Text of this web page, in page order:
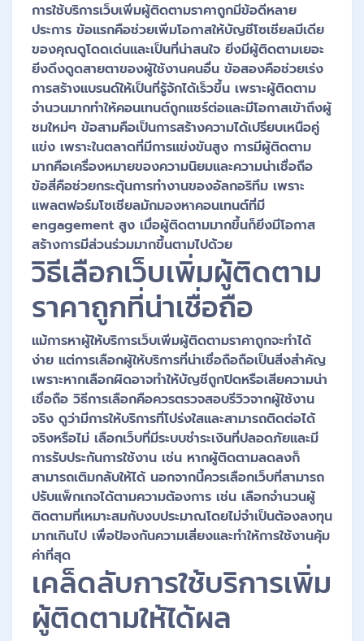
การใช้บริการเว็บเพิ่มผู้ติดตามราคาถูกมีข้อดีหลาย
ประการ ข้อแรกคือช่วยเพิ่มโอกาสให้บัญชีโซเชียลมีเดีย
ของคุณดูโดดเด่นและเป็นที่น่าสนใจ ยิ่งมีผู้ติดตามเยอะ
ยิ่งดึงดูดสายตาของผู้ใช้งานคนอื่น ข้อสองคือช่วยเร่ง
การสร้างแบรนด์ให้เป็นที่รู้จักได้เร็วขึ้น เพราะผู้ติดตาม
จำนวนมากทำให้คอนเทนต์ถูกแชร์ต่อและมีโอกาสเข้าถึงผู้
ชมใหม่ๆ ข้อสามคือเป็นการสร้างความได้เปรียบเหนือคู่
แข่ง เพราะในตลาดที่มีการแข่งขันสูง การมีผู้ติดตาม
มากคือเครื่องหมายของความนิยมและความน่าเชื่อถือ
ข้อสี่คือช่วยกระตุ้นการทำงานของอัลกอริทึม เพราะ
แพลตฟอร์มโซเชียลมักมองหาคอนเทนต์ที่มี
engagement สูง เมื่อผู้ติดตามมากขึ้นก็ยิ่งมีโอกาส
สร้างการมีส่วนร่วมมากขึ้นตามไปด้วย
วิธีเลือกเว็บเพิ่มผู้ติดตาม
ราคาถูกที่น่าเชื่อถือ
แม้การหาผู้ให้บริการเว็บเพิ่มผู้ติดตามราคาถูกจะทำได้
ง่าย แต่การเลือกผู้ให้บริการที่น่าเชื่อถือถือเป็นสิ่งสำคัญ
เพราะหากเลือกผิดอาจทำให้บัญชีถูกปิดหรือเสียความน่า
เชื่อถือ วิธีการเลือกคือควรตรวจสอบรีวิวจากผู้ใช้งาน
จริง ดูว่ามีการให้บริการที่โปร่งใสและสามารถติดต่อได้
จริงหรือไม่ เลือกเว็บที่มีระบบชำระเงินที่ปลอดภัยและมี
การรับประกันการใช้งาน เช่น หากผู้ติดตามลดลงก็
สามารถเติมกลับให้ได้ นอกจากนี้ควรเลือกเว็บที่สามารถ
ปรับแพ็กเกจได้ตามความต้องการ เช่น เลือกจำนวนผู้
ติดตามที่เหมาะสมกับงบประมาณโดยไม่จำเป็นต้องลงทุน
มากเกินไป เพื่อป้องกันความเสี่ยงและทำให้การใช้งานคุ้ม
ค่าที่สุด
เคล็ดลับการใช้บริการเพิ่ม
ผู้ติดตามให้ได้ผล